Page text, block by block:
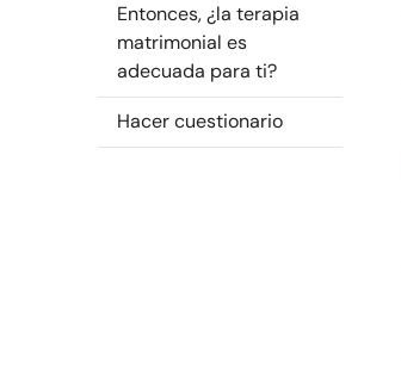
Entonces, ¿la terapia
matrimonial es
adecuada para ti?
Hacer cuestionario